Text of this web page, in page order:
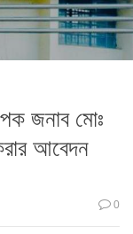
জনাব মোঃ
আবেদন
0